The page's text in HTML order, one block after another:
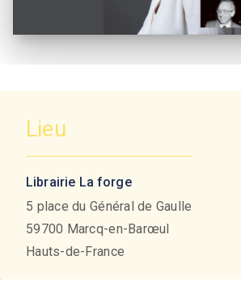
Lieu
Librairie La forge
5 place du Général de Gaulle
59700 Marcq-en-Barœul
Hauts-de-France